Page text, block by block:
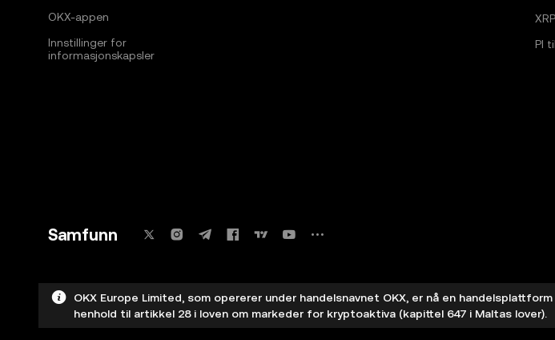
OKX-appen
Innstillinger for
informasjonskapsler
PI
Samfunn
OKX Europe Limited, som opererer under handelsnavnet OKX, er nå en
henhold til artikkel 28 i loven om markeder for kryptoaktiva (kapittel 647 i Maltas lover).